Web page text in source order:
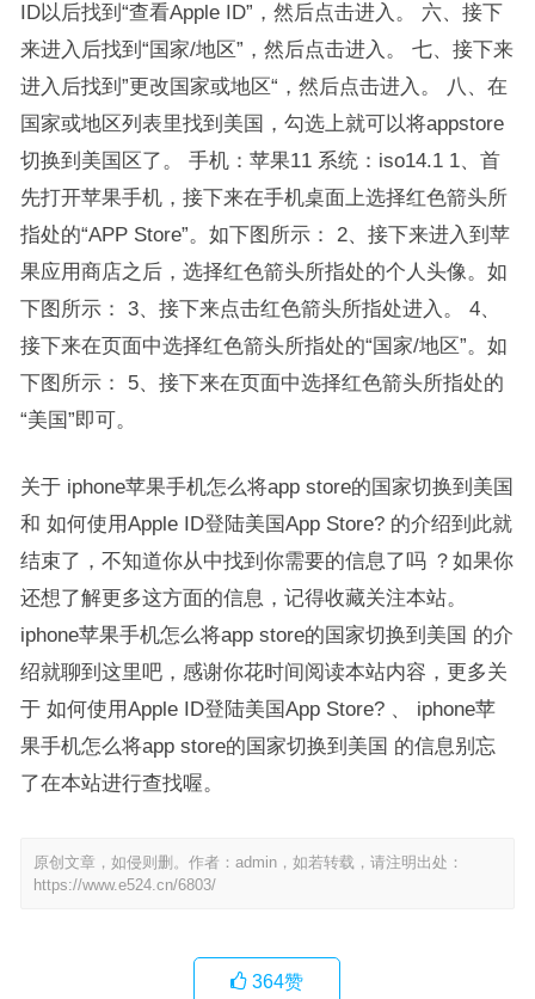
ID以后找到“查看Apple ID”，然后点击进入。 六、接下
来进入后找到“国家/地区”，然后点击进入。 七、接下来
进入后找到”更改国家或地区“，然后点击进入。 八、在
国家或地区列表里找到美国，勾选上就可以将appstore
切换到美国区了。 手机：苹果11 系统：iso14.1 1、首
先打开苹果手机，接下来在手机桌面上选择红色箭头所
指处的“APP Store”。如下图所示： 2、接下来进入到苹
果应用商店之后，选择红色箭头所指处的个人头像。如
下图所示： 3、接下来点击红色箭头所指处进入。 4、
接下来在页面中选择红色箭头所指处的“国家/地区”。如
下图所示： 5、接下来在页面中选择红色箭头所指处的
“美国”即可。
关于 iphone苹果手机怎么将app store的国家切换到美国
和 如何使用Apple ID登陆美国App Store? 的介绍到此就
结束了，不知道你从中找到你需要的信息了吗 ？如果你
还想了解更多这方面的信息，记得收藏关注本站。
iphone苹果手机怎么将app store的国家切换到美国 的介
绍就聊到这里吧，感谢你花时间阅读本站内容，更多关
于 如何使用Apple ID登陆美国App Store? 、 iphone苹
果手机怎么将app store的国家切换到美国 的信息别忘
了在本站进行查找喔。
原创文章，如侵则删。作者：admin，如若转载，请注明出处：
https://www.e524.cn/6803/
364赞